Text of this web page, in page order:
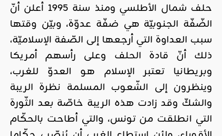
حلف شمال الأطلسي ومنذ سنة 1995 أعلن أنّ
الضّفّة الجنوبيّة هي ضفّة عدوّة، وبيّن وقتها
سبب العداوة التي أرجعها إلى الصّفة الإسلاميّة،
ذلك أنّ قادة الحلف وعلى رأسهم أمريكا
وبريطانيا تعتبر الإسلام هو العدوّ للغرب،
وينظرون إلى الشّعوب المسلمة نظرة الريبة
والشكّ وقد زادت هذه الريبة خاصّة بعد الثّورة
التي انطلقت من تونس، والتي أطاحت بالحكّام